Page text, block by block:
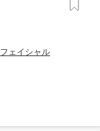
フェイシャル